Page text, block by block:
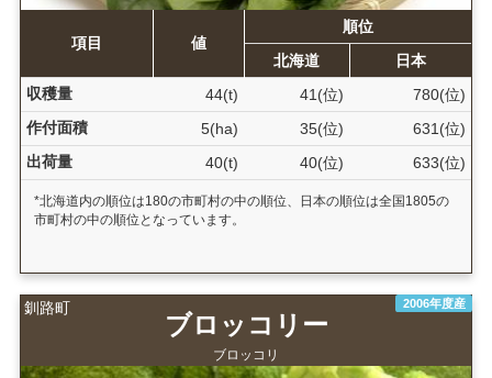
項目 値
順位
北海道
日本
収穫量
44(t) 41(位)
780(位)
作付面積
5(ha) 35(位)
631(位)
出荷量
40(t) 40(位) 633(位)
*北海道内の順位は180の市町村の中の順位、日本の順位は全国1805の
市町村の中の順位となっています。
釧路町 2006年度産
ブロッコリー
ブロッコリ